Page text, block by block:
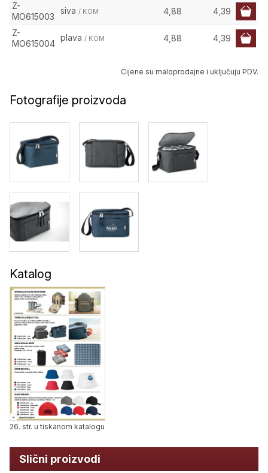
Z-
MO615003
siva / KOM 4,88 4,39
Z-
MO615004
plava / KOM 4,88 4,39
Cijene su maloprodajne i uključuju PDV.
Fotografije proizvoda
Katalog
26. str. u tiskanom katalogu
Slični proizvodi